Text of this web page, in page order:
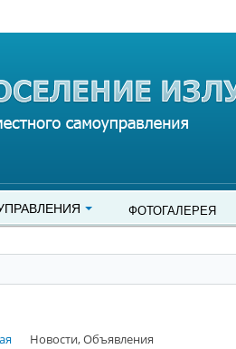
ФОТОГАЛЕРЕЯ
Новости, Объявления